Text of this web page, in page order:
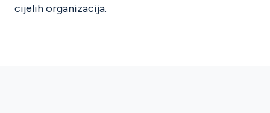
cijelih organizacija.